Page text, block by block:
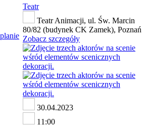
Teatr
Teatr Animacji, ul. Św. Marcin
80/82 (budynek CK Zamek), Poznań
Zobacz szczegóły
30.04.2023
11:00